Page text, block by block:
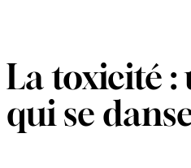
La toxicité :
qui se